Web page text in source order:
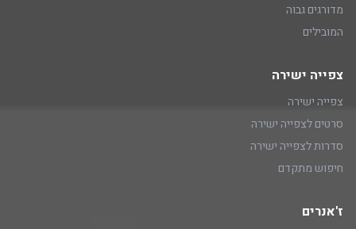
מדורגים גבוה
המובילים
צפייה ישירה
צפייה ישירה
סרטים לצפייה ישירה
סדרות לצפייה ישירה
חיפוש מתקדם
ז'אנרים